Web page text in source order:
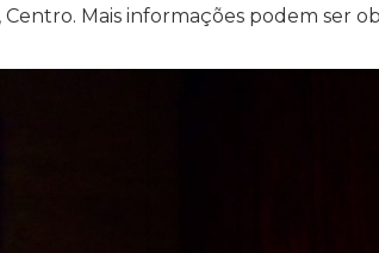
Mais informações podem ser